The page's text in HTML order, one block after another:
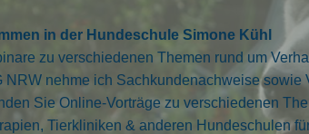
in der Hundeschule Simone Kühl
zu verschiedenen Themen rund um
nehme ich Sachkundenachweise sowie
Sie Online-Vorträge zu verschiedenen
Tierkliniken & anderen Hundeschulen